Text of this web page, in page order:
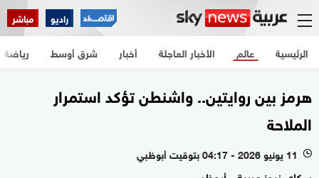
راديو مباشر
الرئيسية الأخبار العاجلة أخبار شرق أوسط عالم رياضة
هرمز بين روايتين.. واشنطن تؤكد استمرار
الملاحة
l 11 يونيو 2026 - 04:17 بتوقيت أبوظبي